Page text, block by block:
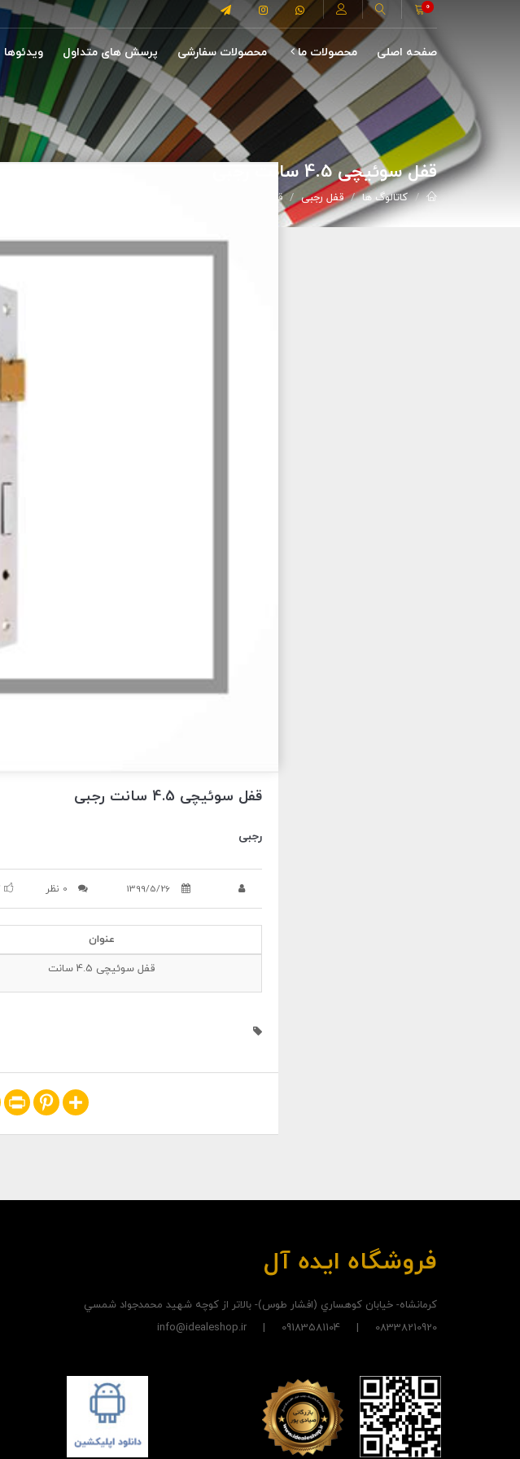
0
صفحه اصلی محصولات ما محصولات سفارشی پرسش های متداول ویدئوها
قفل سوئیچی 4.5 سانت رجبی
کاتالوگ ها قفل رجبی قفل سوئیچی 4.5 سانت رجبی
قفل سوئیچی 4.5 سانت رجبی
رجبی
1399/5/26 0 نظر
عنوان
قفل سوئیچی 4.5 سانت
Share
Pinterest
Print
فروشگاه ایده آل
کرمانشاه- خيابان کوهساري (افشار طوس)- بالاتر از کوچه شهيد محمدجواد شمسي
08338210920 | 09183581104 | info@idealeshop.ir